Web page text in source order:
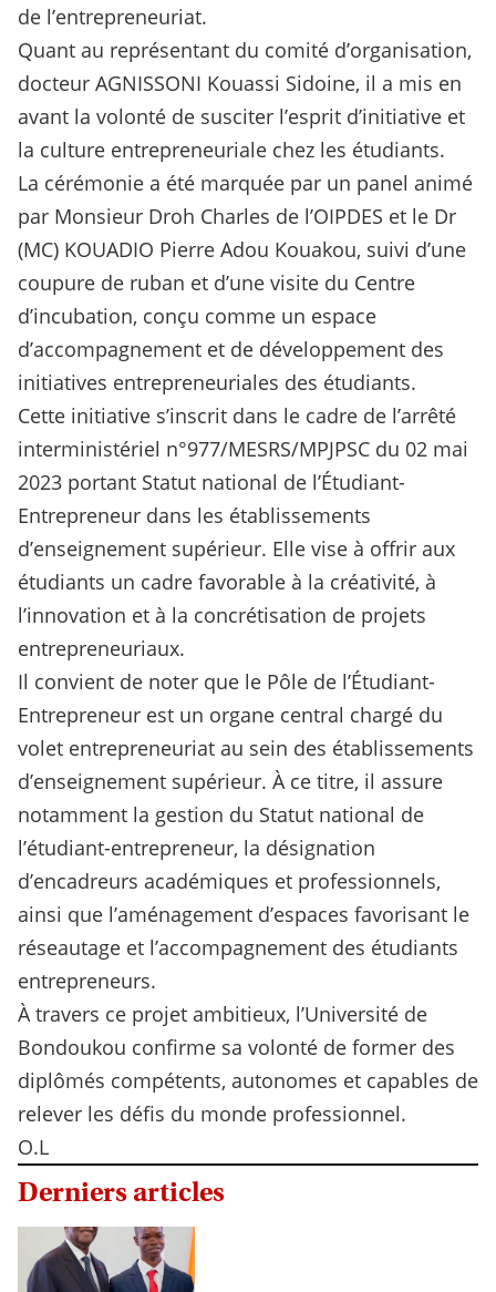
de l’entrepreneuriat.
Quant au représentant du comité d’organisation,
docteur AGNISSONI Kouassi Sidoine, il a mis en
avant la volonté de susciter l’esprit d’initiative et
la culture entrepreneuriale chez les étudiants.
La cérémonie a été marquée par un panel animé
par Monsieur Droh Charles de l’OIPDES et le Dr
(MC) KOUADIO Pierre Adou Kouakou, suivi d’une
coupure de ruban et d’une visite du Centre
d’incubation, conçu comme un espace
d’accompagnement et de développement des
initiatives entrepreneuriales des étudiants.
Cette initiative s’inscrit dans le cadre de l’arrêté
interministériel n°977/MESRS/MPJPSC du 02 mai
2023 portant Statut national de l’Étudiant-
Entrepreneur dans les établissements
d’enseignement supérieur. Elle vise à offrir aux
étudiants un cadre favorable à la créativité, à
l’innovation et à la concrétisation de projets
entrepreneuriaux.
Il convient de noter que le Pôle de l’Étudiant-
Entrepreneur est un organe central chargé du
volet entrepreneuriat au sein des établissements
d’enseignement supérieur. À ce titre, il assure
notamment la gestion du Statut national de
l’étudiant-entrepreneur, la désignation
d’encadreurs académiques et professionnels,
ainsi que l’aménagement d’espaces favorisant le
réseautage et l’accompagnement des étudiants
entrepreneurs.
À travers ce projet ambitieux, l’Université de
Bondoukou confirme sa volonté de former des
diplômés compétents, autonomes et capables de
relever les défis du monde professionnel.
O.L
Derniers articles